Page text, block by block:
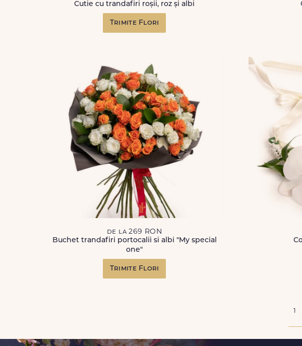
Cutie cu trandafiri roșii, roz și albi
Trimite Flori
de la 269 RON
Buchet trandafiri portocalii si albi "My special
one"
Trimite Flori
1